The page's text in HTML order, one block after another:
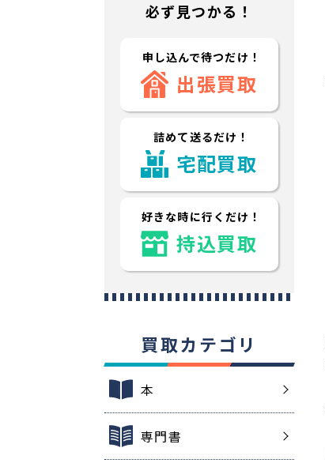
必ず見つかる！
申し込んで待つだけ！
出張買取
詰めて送るだけ！
宅配買取
好きな時に行くだけ！
持込買取
買取カテゴリ
本
専門書